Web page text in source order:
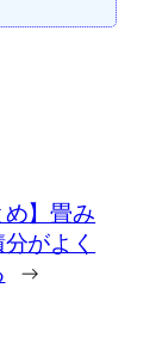
め】畳み
がよく
→